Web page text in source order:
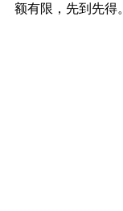
额有限，先到先得。